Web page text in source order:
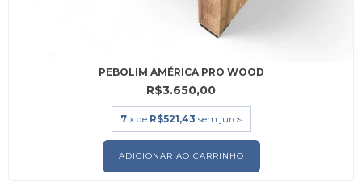
PEBOLIM AMÉRICA PRO WOOD
R$3.650,00
7 x de R$521,43 sem juros